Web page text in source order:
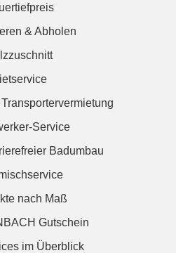
& Abholen
Service
Badumbau
nach Maß
Gutschein
im Überblick